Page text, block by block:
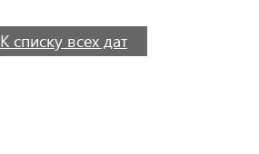
К списку всех дат